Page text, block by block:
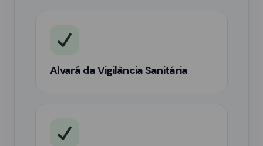
Alvará da Vigilância Sanitária